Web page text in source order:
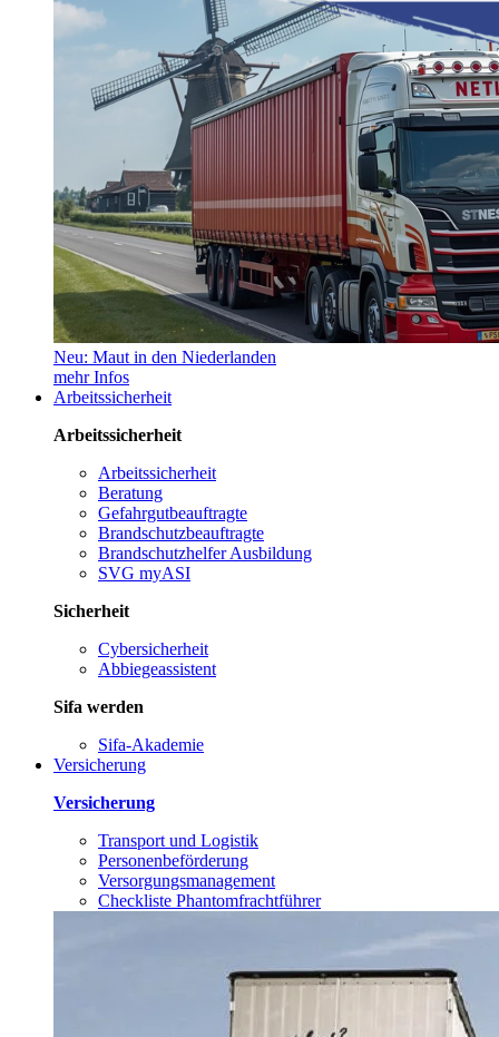
Neu: Maut in den Niederlanden
mehr Infos
Arbeitssicherheit
Arbeitssicherheit
Arbeitssicherheit
Beratung
Gefahrgutbeauftragte
Brandschutzbeauftragte
Brandschutzhelfer Ausbildung
SVG myASI
Sicherheit
Cybersicherheit
Abbiegeassistent
Sifa werden
Sifa-Akademie
Versicherung
Versicherung
Transport und Logistik
Personenbeförderung
Versorgungsmanagement
Checkliste Phantomfrachtführer